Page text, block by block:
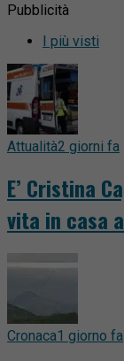
Pubblicità
I più visti
Attualità2 giorni fa
E’ Cristina
vita in casa
Cronaca1 giorno fa